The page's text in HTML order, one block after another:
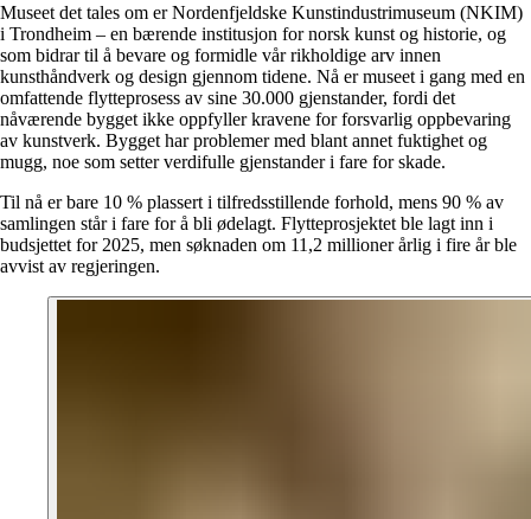
Museet det tales om er Nordenfjeldske Kunstindustrimuseum (NKIM)
i Trondheim – en bærende institusjon for norsk kunst og historie, og
som bidrar til å bevare og formidle vår rikholdige arv innen
kunsthåndverk og design gjennom tidene. Nå er museet i gang med en
omfattende flytteprosess av sine 30.000 gjenstander, fordi det
nåværende bygget ikke oppfyller kravene for forsvarlig oppbevaring
av kunstverk. Bygget har problemer med blant annet fuktighet og
mugg, noe som setter verdifulle gjenstander i fare for skade.
Til nå er bare 10 % plassert i tilfredsstillende forhold, mens 90 % av
samlingen står i fare for å bli ødelagt. Flytteprosjektet ble lagt inn i
budsjettet for 2025, men søknaden om 11,2 millioner årlig i fire år ble
avvist av regjeringen.